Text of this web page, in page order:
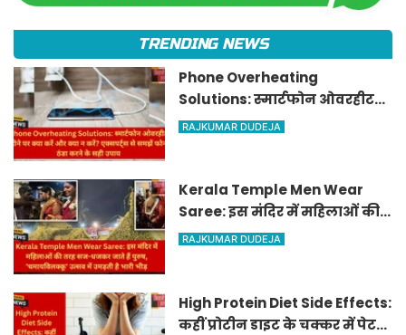
TRENDING NEWS
Phone Overheating
Solutions: स्मार्टफोन ओवरहीट
होने पर क्या करें और क्या न करें?
RAJKUMAR DUDEJA
Kerala Temple Men Wear
Saree: इस मंदिर में महिलाओं की
तरह सज-धजकर जाते हैं पुरुष,
RAJKUMAR DUDEJA
High Protein Diet Side Effects:
कहीं प्रोटीन डाइट के चक्कर में पेट